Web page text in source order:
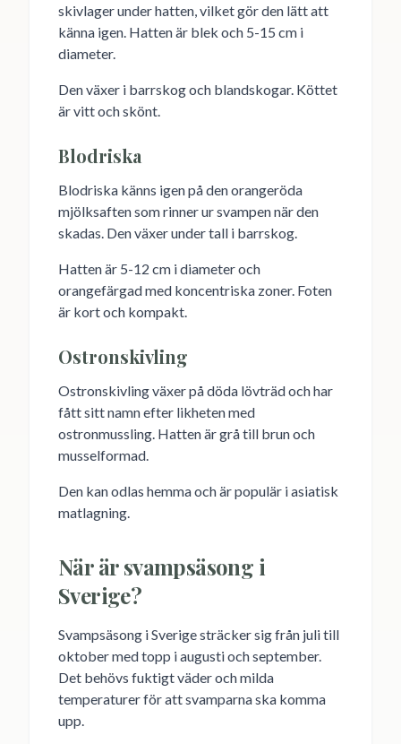
skivlager under hatten, vilket gör den lätt att
känna igen. Hatten är blek och 5-15 cm i
diameter.
Den växer i barrskog och blandskogar. Köttet
är vitt och skönt.
Blodriska
Blodriska känns igen på den orangeröda
mjölksaften som rinner ur svampen när den
skadas. Den växer under tall i barrskog.
Hatten är 5-12 cm i diameter och
orangefärgad med koncentriska zoner. Foten
är kort och kompakt.
Ostronskivling
Ostronskivling växer på döda lövträd och har
fått sitt namn efter likheten med
ostronmussling. Hatten är grå till brun och
musselformad.
Den kan odlas hemma och är populär i asiatisk
matlagning.
När är svampsäsong i
Sverige?
Svampsäsong i Sverige sträcker sig från juli till
oktober med topp i augusti och september.
Det behövs fuktigt väder och milda
temperaturer för att svamparna ska komma
upp.